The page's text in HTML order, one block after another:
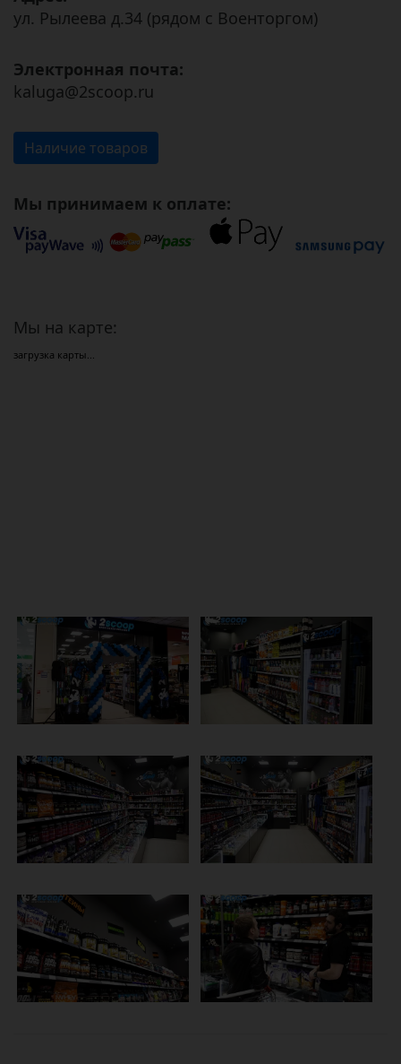
ул. Рылеева д.34 (рядом с Военторгом)
Электронная почта:
kaluga@2scoop.ru
Наличие товаров
Мы принимаем к оплате:
Мы на карте:
загрузка карты...